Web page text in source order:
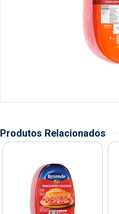
Produtos Relacionados